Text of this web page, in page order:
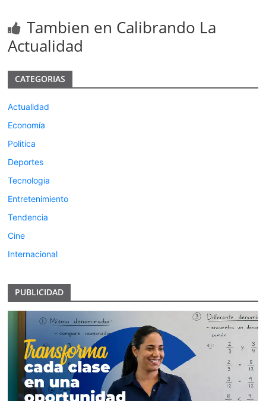
Tambien en Calibrando La
Actualidad
CATEGORIAS
Actualidad
Economía
Politica
Deportes
Tecnologia
Entretenimiento
Tendencia
Cine
Internacional
PUBLICIDAD